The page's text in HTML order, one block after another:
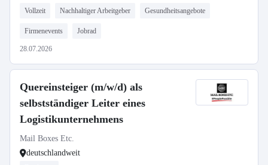
Vollzeit Nachhaltiger Arbeitgeber Gesundheitsangebote
Firmenevents Jobrad
28.07.2026
Quereinsteiger (m/w/d) als
selbstständiger Leiter eines
Logistikunternehmens
Mail Boxes Etc.
deutschlandweit